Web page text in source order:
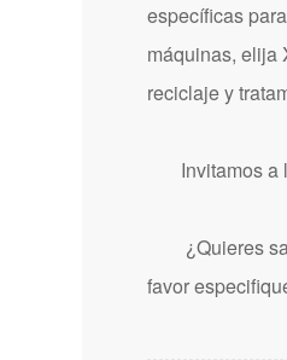
específicas
máquinas, elija
reciclaje y
Invitamos a
¿Quieres
favor